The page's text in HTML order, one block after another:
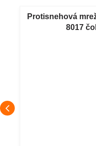
Protisnehová
8017